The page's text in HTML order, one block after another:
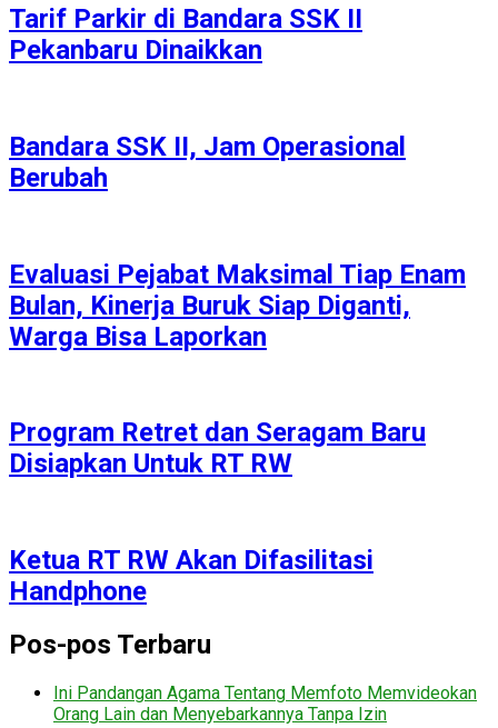
Tarif Parkir di Bandara SSK II
Pekanbaru Dinaikkan
Bandara SSK II, Jam Operasional
Berubah
Evaluasi Pejabat Maksimal Tiap Enam
Bulan, Kinerja Buruk Siap Diganti,
Warga Bisa Laporkan
Program Retret dan Seragam Baru
Disiapkan Untuk RT RW
Ketua RT RW Akan Difasilitasi
Handphone
Pos-pos Terbaru
Ini Pandangan Agama Tentang Memfoto Memvideokan
Orang Lain dan Menyebarkannya Tanpa Izin